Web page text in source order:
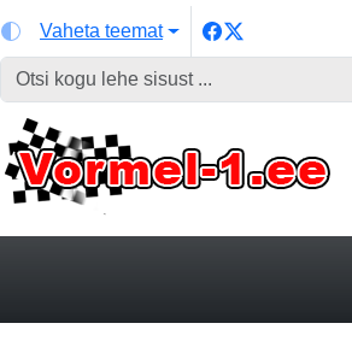
Vaheta teemat